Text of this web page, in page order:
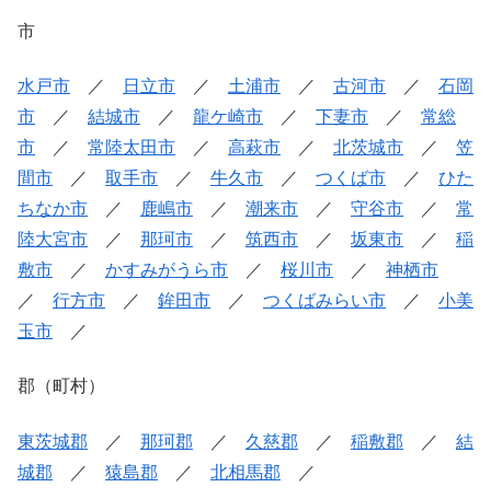
市
水戸市 ／ 日立市 ／ 土浦市 ／ 古河市 ／ 石岡
市 ／ 結城市 ／ 龍ケ崎市 ／ 下妻市 ／ 常総
市 ／ 常陸太田市 ／ 高萩市 ／ 北茨城市 ／ 笠
間市 ／ 取手市 ／ 牛久市 ／ つくば市 ／ ひた
ちなか市 ／ 鹿嶋市 ／ 潮来市 ／ 守谷市 ／ 常
陸大宮市 ／ 那珂市 ／ 筑西市 ／ 坂東市 ／ 稲
敷市 ／ かすみがうら市 ／ 桜川市 ／ 神栖市
／ 行方市 ／ 鉾田市 ／ つくばみらい市 ／ 小美
玉市 ／
郡（町村）
東茨城郡 ／ 那珂郡 ／ 久慈郡 ／ 稲敷郡 ／ 結
城郡 ／ 猿島郡 ／ 北相馬郡 ／